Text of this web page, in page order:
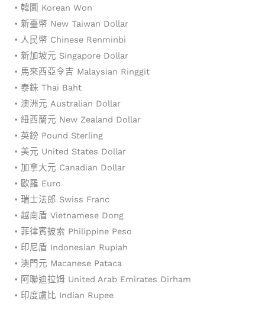
• 韓圜 Korean Won
• 新臺幣 New Taiwan Dollar
• 人民幣 Chinese Renminbi
• 新加坡元 Singapore Dollar
• 馬來西亞令吉 Malaysian Ringgit
• 泰銖 Thai Baht
• 澳洲元 Australian Dollar
• 紐西蘭元 New Zealand Dollar
• 英鎊 Pound Sterling
• 美元 United States Dollar
• 加拿大元 Canadian Dollar
• 歐羅 Euro
• 瑞士法郎 Swiss Franc
• 越南盾 Vietnamese Dong
• 菲律賓披索 Philippine Peso
• 印尼盾 Indonesian Rupiah
• 澳門元 Macanese Pataca
• 阿聯迪拉姆 United Arab Emirates Dirham
• 印度盧比 Indian Rupee